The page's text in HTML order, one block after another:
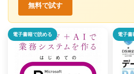
無料で試す
電子書籍で読める 電子書